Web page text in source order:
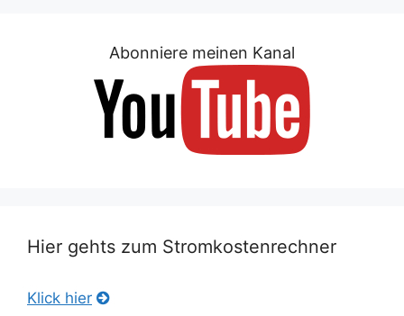
Abonniere meinen Kanal
Hier gehts zum Stromkostenrechner
Klick hier